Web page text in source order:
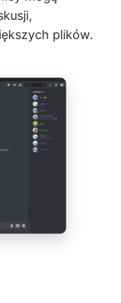
plików.